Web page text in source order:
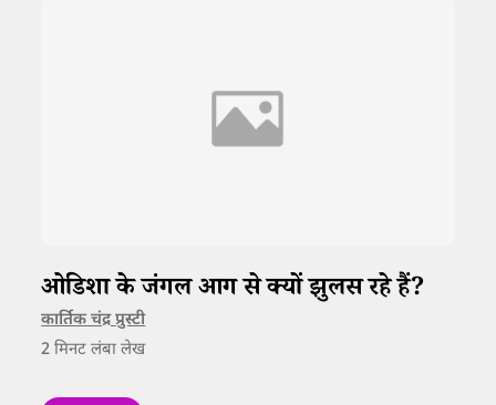
ओडिशा के जंगल आग से क्यों झुलस रहे हैं?
कार्तिक चंद्र प्रुस्टी
2 मिनट लंबा लेख